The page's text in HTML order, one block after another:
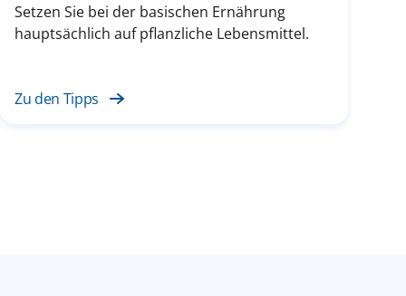
Setzen Sie bei der basischen Ernährung
hauptsächlich auf pflanzliche Lebensmittel.
Zu den Tipps